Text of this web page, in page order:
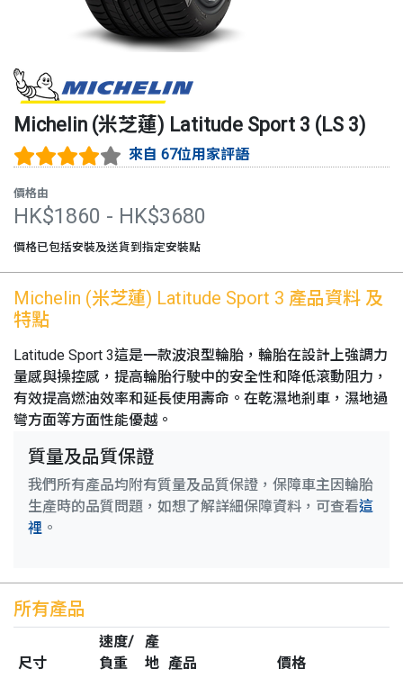
Michelin (米芝蓮) Latitude Sport 3 (LS 3)
來自 67位用家評語
價格由
HK$1860 - HK$3680
價格已包括安裝及送貨到指定安裝點
Michelin (米芝蓮) Latitude Sport 3 產品資料 及
特點
Latitude Sport 3這是一款波浪型輪胎，輪胎在設計上強調力
量感與操控感，提高輪胎行駛中的安全性和降低滾動阻力，
有效提高燃油效率和延長使用壽命。在乾濕地剎車，濕地過
彎方面等方面性能優越。
質量及品質保證
我們所有產品均附有質量及品質保證，保障車主因輪胎
生產時的品質問題，如想了解詳細保障資料，可查看這
裡 。
所有產品
尺寸
速度/
負重
產
地 產品
價格